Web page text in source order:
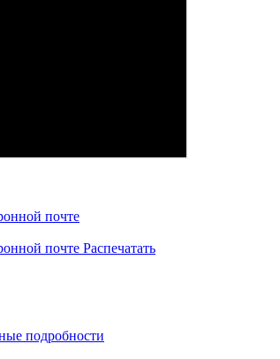
почте
почте Распечатать
подробности